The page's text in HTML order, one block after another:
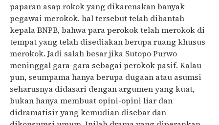
paparan asap rokok yang dikarenakan banyak
pegawai merokok. hal tersebut telah dibantah
kepala BNPB, bahwa para perokok telah merokok di
tempat yang telah disediakan berupa ruang khusus
merokok. Jadi salah besar jika Sutopo Purwo
meninggal gara-gara sebagai perokok pasif. Kalau
pun, seumpama hanya berupa dugaan atau asumsi
seharusnya didasari dengan argumen yang kuat,
bukan hanya membuat opini-opini liar dan
didramatisir yang kemudian disebar dan